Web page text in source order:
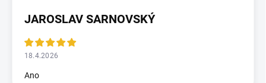
JAROSLAV SARNOVSKÝ
18.4.2026
Ano